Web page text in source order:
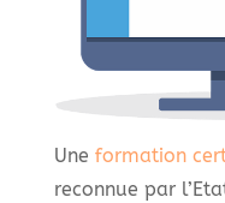
Une formation
reconnue par